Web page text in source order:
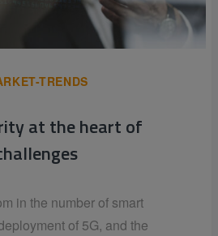
TRENDS
at the heart of
in the number of smart
of 5G, and the